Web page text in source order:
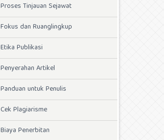
Proses Tinjauan Sejawat
Fokus dan Ruanglingkup
Etika Publikasi
Penyerahan Artikel
Panduan untuk Penulis
Cek Plagiarisme
Biaya Penerbitan